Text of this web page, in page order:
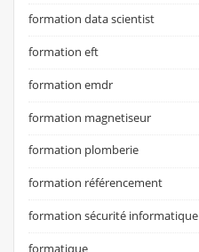
formation data scientist
formation eft
formation emdr
formation magnetiseur
formation plomberie
formation référencement
formation sécurité informatique
formatique